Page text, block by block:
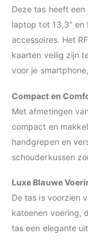
Deze tas heeft
laptop tot 13,3" en
accessoires. Het
kaarten veilig zijn
voor je
Compact en
Met afmetingen van
compact en
handgrepen en
schouderkussen
Luxe Blauwe
De tas is voorzien
katoenen voering,
tas een elegante